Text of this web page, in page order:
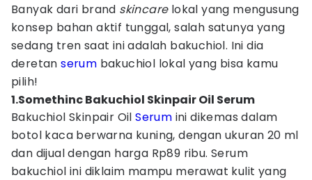
Banyak dari brand skincarelokal yang mengusung
konsep bahan aktif tunggal, salah satunya yang
sedang tren saat ini adalah bakuchiol. Ini dia
deretanserum bakuchiol lokal yang bisa kamu
pilih!
1.Somethinc Bakuchiol Skinpair Oil Serum
Bakuchiol Skinpair OilSerum ini dikemas dalam
botol kaca berwarna kuning, dengan ukuran 20 ml
dan dijual dengan harga Rp89 ribu. Serum
bakuchiol ini diklaim mampu merawat kulit yang